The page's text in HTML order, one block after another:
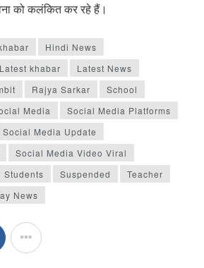
को कलंकित कर रहे हैं।
Hindi News
Latest khabar
Latest News
Rajya Sarkar
School
Media
Social Media Platforms
Social Media Update
Social Media Video Viral
Students Suspended
Teacher
News